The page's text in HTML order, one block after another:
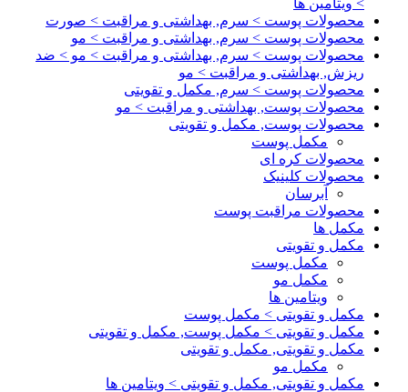
> ویتامین ها
محصولات پوست > سرم, بهداشتی و مراقبت > صورت
محصولات پوست > سرم, بهداشتی و مراقبت > مو
محصولات پوست > سرم, بهداشتی و مراقبت > مو > ضد
ریزش, بهداشتی و مراقبت > مو
محصولات پوست > سرم, مکمل و تقویتی
محصولات پوست, بهداشتی و مراقبت > مو
محصولات پوست, مکمل و تقویتی
مکمل پوست
محصولات کره ای
محصولات کلینیک
آبرسان
محصولات مراقبت پوست
مکمل ها
مکمل و تقویتی
مکمل پوست
مکمل مو
ویتامین ها
مکمل و تقویتی > مکمل پوست
مکمل و تقویتی > مکمل پوست, مکمل و تقویتی
مکمل و تقویتی, مکمل و تقویتی
مکمل مو
مکمل و تقویتی, مکمل و تقویتی > ویتامین ها